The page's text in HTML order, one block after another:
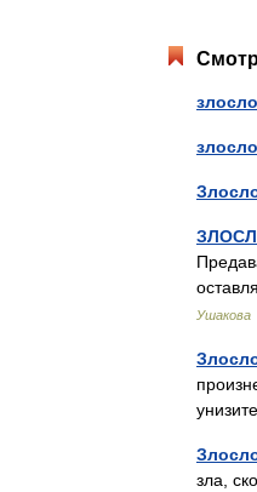
Ушакова
зла,